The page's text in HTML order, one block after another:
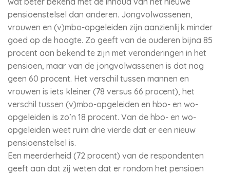
pensioenstelsel dan anderen. Jongvolwassenen,
vrouwen en (v)mbo-opgeleiden zijn aanzienlijk minder
goed op de hoogte. Zo geeft van de ouderen bijna 85
procent aan bekend te zijn met veranderingen in het
pensioen, maar van de jongvolwassenen is dat nog
geen 60 procent. Het verschil tussen mannen en
vrouwen is iets kleiner (78 versus 66 procent), het
verschil tussen (v)mbo-opgeleiden en hbo- en wo-
opgeleiden is zo’n 18 procent. Van de hbo- en wo-
opgeleiden weet ruim drie vierde dat er een nieuw
pensioenstelsel is.
Een meerderheid (72 procent) van de respondenten
geeft aan dat zij weten dat er rondom het pensioen